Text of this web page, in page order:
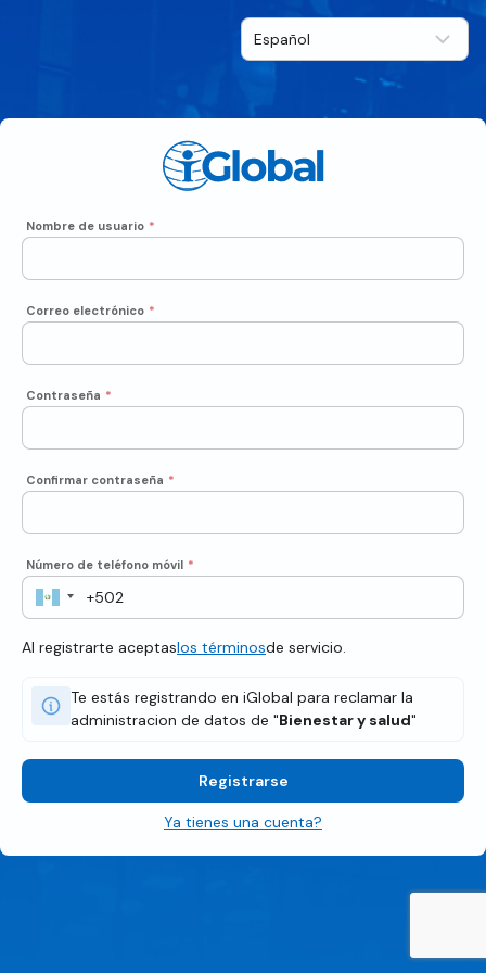
Nombre de usuario *
Correo electrónico *
Contraseña *
Confirmar contraseña *
Número de teléfono móvil *
Al registrarte aceptaslos términosde servicio.
Te estás registrando en iGlobal para reclamar la
administracion de datos de "Bienestar y salud"
Registrarse
Ya tienes una cuenta?